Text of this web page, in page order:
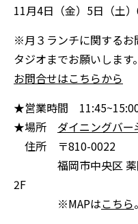
11月4日（金）5日（土）
※月３ランチに関するお
タジオまでお願いします。
お問合せはこちらから
★営業時間 11:45~15:00
★場所 ダイニングバー
住所 〒810-0022
福岡市中央区 薬院
2F
※MAPはこちら。